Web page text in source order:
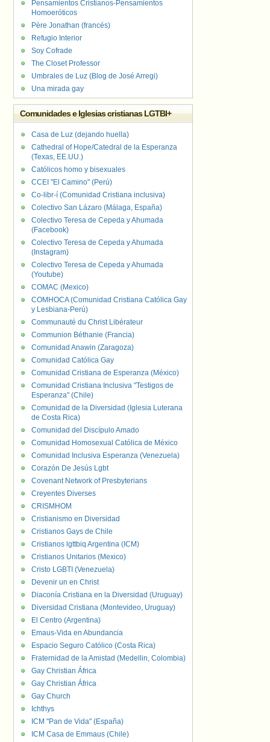
Pensamientos Cristianos-Pensamientos
Homoeróticos
Père Jonathan (francés)
Refugio Interior
Soy Cofrade
The Closet Professor
Umbrales de Luz (Blog de José Arregi)
Una mirada gay
Comunidades e Iglesias cristianas LGTBI+
Casa de Luz (dejando huella)
Cathedral of Hope/Catedral de la Esperanza
(Texas, EE.UU.)
Católicos homo y bisexuales
CCEI "El Camino" (Perú)
Co-libr-í (Comunidad Cristiana inclusiva)
Colectivo San Lázaro (Málaga, España)
Colectivo Teresa de Cepeda y Ahumada
(Facebook)
Colectivo Teresa de Cepeda y Ahumada
(Instagram)
Colectivo Teresa de Cepeda y Ahumada
(Youtube)
COMAC (Mexico)
COMHOCA (Comunidad Cristiana Católica Gay
y Lesbiana-Perú)
Communauté du Christ Libérateur
Communion Béthanie (Francia)
Comunidad Anawin (Zaragoza)
Comunidad Católica Gay
Comunidad Cristiana de Esperanza (México)
Comunidad Cristiana Inclusiva "Testigos de
Esperanza" (Chile)
Comunidad de la Diversidad (Iglesia Luterana
de Costa Rica)
Comunidad del Discípulo Amado
Comunidad Homosexual Católica de México
Comunidad Inclusiva Esperanza (Venezuela)
Corazón De Jesús Lgbt
Covenant Network of Presbyterians
Creyentes Diverses
CRISMHOM
Cristianismo en Diversidad
Cristianos Gays de Chile
Cristianos lgttbiq Argentina (ICM)
Cristianos Unitarios (Mexico)
Cristo LGBTI (Venezuela)
Devenir un en Christ
Diaconía Cristiana en la Diversidad (Uruguay)
Diversidad Cristiana (Montevideo, Uruguay)
El Centro (Argentina)
Emaus-Vida en Abundancia
Espacio Seguro Católico (Costa Rica)
Fraternidad de la Amistad (Medellin, Colombia)
Gay Christian África
Gay Christian África
Gay Church
Ichthys
ICM "Pan de Vida" (España)
ICM Casa de Emmaus (Chile)